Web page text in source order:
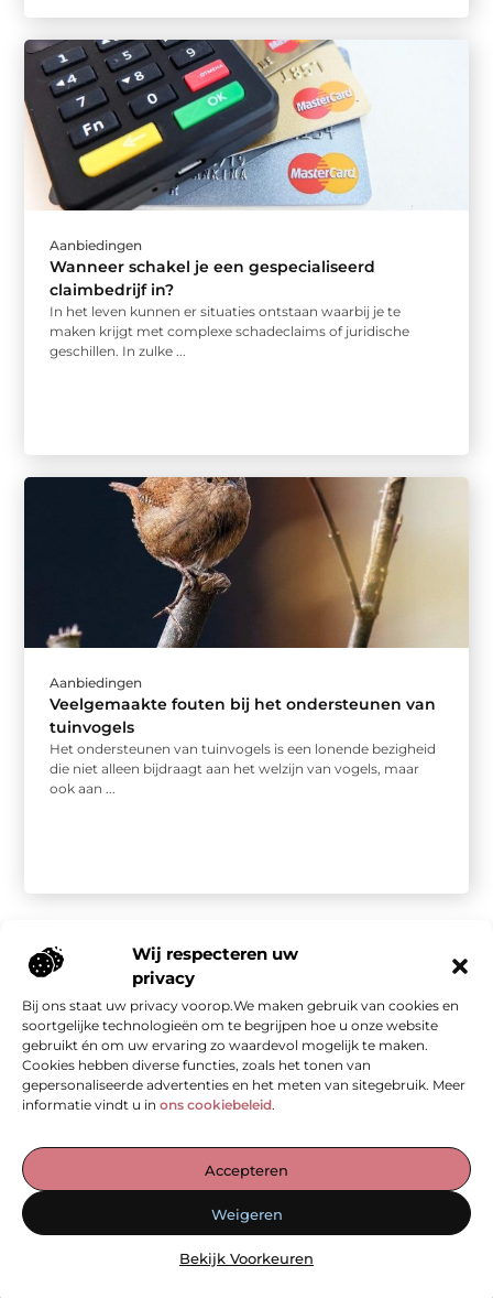
Wij respecteren uw
privacy
Bij ons staat uw privacy voorop.We maken gebruik van cookies en
soortgelijke technologieën om te begrijpen hoe u onze website
gebruikt én om uw ervaring zo waardevol mogelijk te maken.
Cookies hebben diverse functies, zoals het tonen van
gepersonaliseerde advertenties en het meten van sitegebruik. Meer
informatie vindt u in ons cookiebeleid.
Accepteren
Weigeren
Bekijk Voorkeuren
Aanbiedingen
Wanneer schakel je een gespecialiseerd
claimbedrijf in?
In het leven kunnen er situaties ontstaan waarbij je te
maken krijgt met complexe schadeclaims of juridische
geschillen. In zulke ...
Aanbiedingen
Veelgemaakte fouten bij het ondersteunen van
tuinvogels
Het ondersteunen van tuinvogels is een lonende bezigheid
die niet alleen bijdraagt aan het welzijn van vogels, maar
ook aan ...
De Verzamelplaats voor Blogs en Inzichten
— Ontdek inspirerende verhalen, praktische tips en waardevolle
artikelen, allemaal op één plek. Begin jouw leesreis vandaag op
Onze informatie